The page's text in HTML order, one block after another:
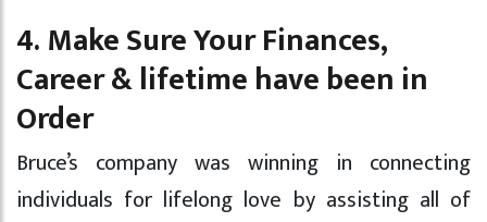
4. Make Sure Your Finances,
Career & lifetime have been in
Order
Bruce’s company was winning in connecting
individuals for lifelong love by assisting all of